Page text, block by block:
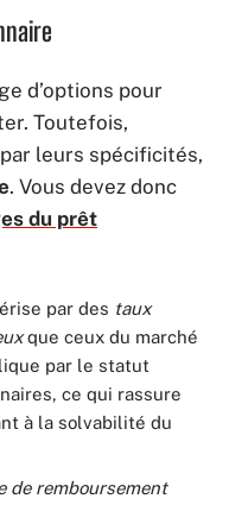
d’options pour
Toutefois,
leurs spécificités,
. Vous devez donc
du prêt
par des taux
que ceux du marché
par le statut
ce qui rassure
à la solvabilité du
de remboursement